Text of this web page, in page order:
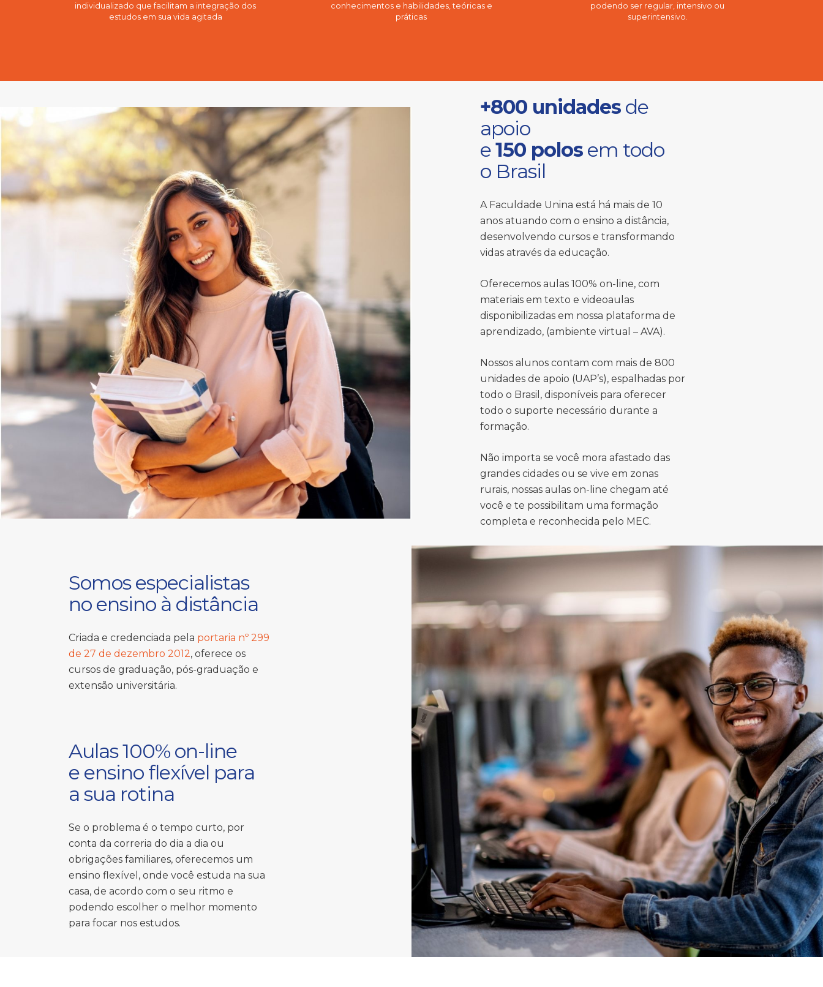
individualizado que facilitam a integração dos
estudos em sua vida agitada
conhecimentos e habilidades, teóricas e
práticas
podendo ser regular, intensivo ou
superintensivo.
+800 unidadesde
apoio
e150 polosem todo
o Brasil
A Faculdade Unina está há mais de 10
anos atuando com o ensino a distância,
desenvolvendo cursos e transformando
vidas através da educação.
Oferecemos aulas 100% on-line, com
materiais em texto e videoaulas
disponibilizadas em nossa plataforma de
aprendizado, (ambiente virtual – AVA).
Nossos alunos contam com mais de 800
unidades de apoio (UAP’s), espalhadas por
todo o Brasil, disponíveis para oferecer
todo o suporte necessário durante a
formação.
Não importa se você mora afastado das
grandes cidades ou se vive em zonas
rurais, nossas aulas on-line chegam até
você e te possibilitam uma formação
completa e reconhecida pelo MEC.
Somos especialistas
no ensino à distância
Criada e credenciada pela portaria nº 299
de 27 de dezembro 2012, oferece os
cursos de graduação, pós-graduação e
extensão universitária.
Aulas 100% on-line
e ensino flexível para
a sua rotina
Se o problema é o tempo curto, por
conta da correria do dia a dia ou
obrigações familiares, oferecemos um
ensino flexível, onde você estuda na sua
casa, de acordo com o seu ritmo e
podendo escolher o melhor momento
para focar nos estudos.